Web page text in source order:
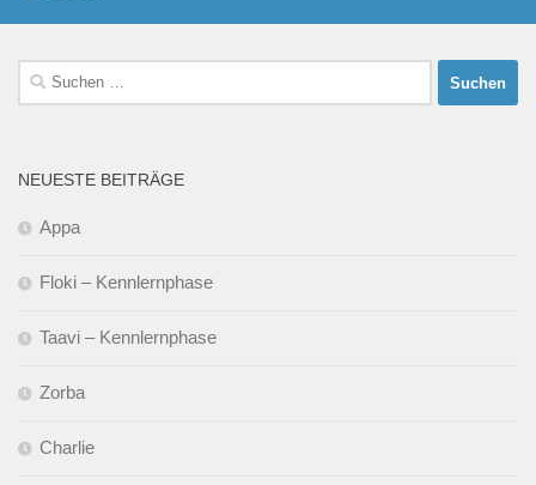
Suchen
nach:
NEUESTE BEITRÄGE
Appa
Floki – Kennlernphase
Taavi – Kennlernphase
Zorba
Charlie